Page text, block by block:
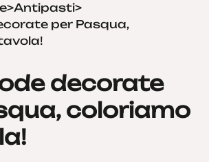
>Antipasti>
per Pasqua,
decorate
coloriamo